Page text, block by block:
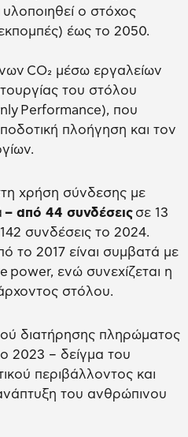
ο στόχος
έως το 2050.
CO₂ μέσω εργαλείων
του στόλου
Performance), που
πλοήγηση και τον
χρήση σύνδεσης με
– από 44 συνδέσεις σε 13
συνδέσεις το 2024.
το 2017 είναι συμβατά με
power, ενώ συνεχίζεται η
στόλου.
διατήρησης πληρώματος
2023 – δείγμα του
περιβάλλοντος και
του ανθρώπινου